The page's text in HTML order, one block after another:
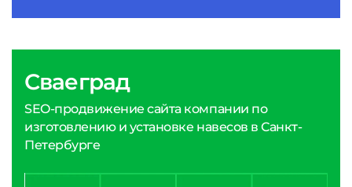
Сваеград
SEO-продвижение сайта компании по
изготовлению и установке навесов в Санкт-
Петербурге